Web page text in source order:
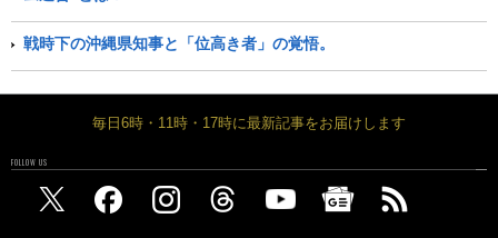
戦時下の沖縄県知事と「位高き者」の覚悟。
毎日6時・11時・17時に最新記事をお届けします
FOLLOW US